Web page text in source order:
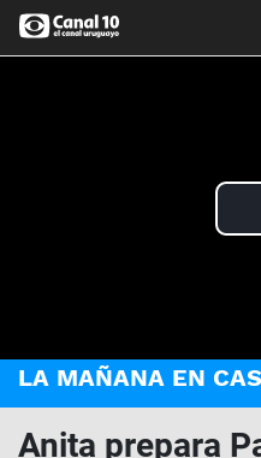
LA MAÑANA EN
Anita prepara